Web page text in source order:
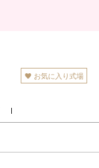
お気に入り式場